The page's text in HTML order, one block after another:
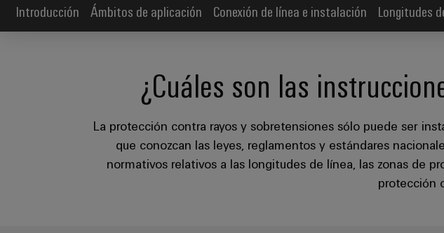
Introducción Ámbitos de aplicación Conexión de línea e instalación Longitudes
¿Cuáles son las
La protección contra rayos y sobretensiones sólo puede ser
que conozcan las leyes, reglamentos y estándares
normativos relativos a las longitudes de línea, las zonas de
protección